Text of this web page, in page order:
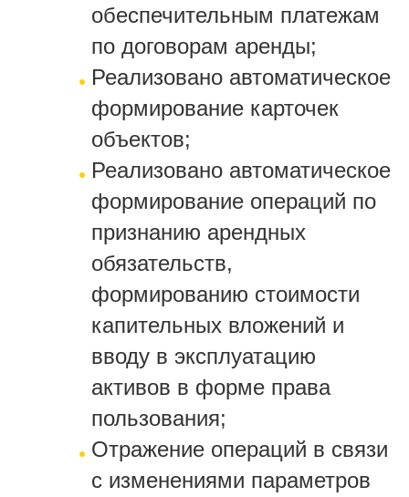
обеспечительным платежам
по договорам аренды;
Реализовано автоматическое
формирование карточек
объектов;
Реализовано автоматическое
формирование операций по
признанию арендных
обязательств,
формированию стоимости
капительных вложений и
вводу в эксплуатацию
активов в форме права
пользования;
Отражение операций в связи
с изменениями параметров